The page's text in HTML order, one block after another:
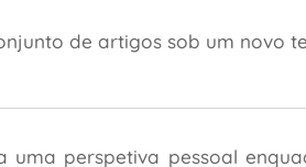
de artigos sob um novo
uma perspetiva pessoal